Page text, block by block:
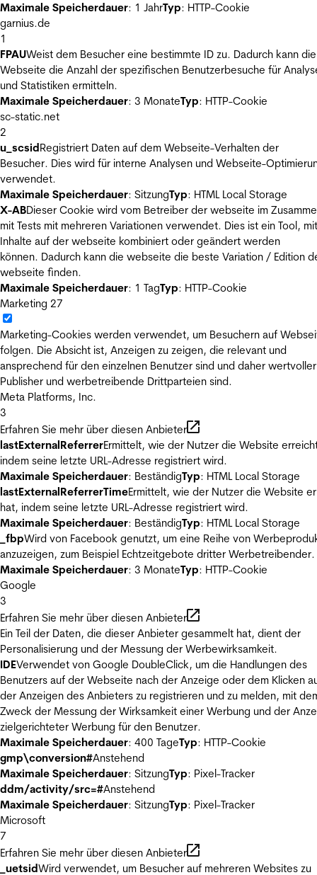
Maximale Speicherdauer: 1 JahrTyp: HTTP-Cookie
garnius.de
1
FPAUWeist dem Besucher eine bestimmte ID zu. Dadurch kann die
Webseite die Anzahl der spezifischen Benutzerbesuche für
und Statistiken ermitteln.
Maximale Speicherdauer: 3 MonateTyp: HTTP-Cookie
sc-static.net
2
u_scsidRegistriert Daten auf dem Webseite-Verhalten der
Besucher. Dies wird für interne Analysen und Webseite-
verwendet.
Maximale Speicherdauer: SitzungTyp: HTML Local Storage
X-ABDieser Cookie wird vom Betreiber der webseite im
mit Tests mit mehreren Variationen verwendet. Dies ist ein Tool,
Inhalte auf der webseite kombiniert oder geändert werden
können. Dadurch kann die webseite die beste Variation / Edition
webseite finden.
Maximale Speicherdauer: 1 TagTyp: HTTP-Cookie
Marketing 27
Marketing-Cookies werden verwendet, um Besuchern auf
folgen. Die Absicht ist, Anzeigen zu zeigen, die relevant und
ansprechend für den einzelnen Benutzer sind und daher
Publisher und werbetreibende Drittparteien sind.
Meta Platforms, Inc.
3
Erfahren Sie mehr über diesen Anbieter
lastExternalReferrerErmittelt, wie der Nutzer die Website
indem seine letzte URL-Adresse registriert wird.
Maximale Speicherdauer: BeständigTyp: HTML Local Storage
lastExternalReferrerTimeErmittelt, wie der Nutzer die Website
hat, indem seine letzte URL-Adresse registriert wird.
Maximale Speicherdauer: BeständigTyp: HTML Local Storage
_fbpWird von Facebook genutzt, um eine Reihe von
anzuzeigen, zum Beispiel Echtzeitgebote dritter Werbetreibender.
Maximale Speicherdauer: 3 MonateTyp: HTTP-Cookie
Google
3
Erfahren Sie mehr über diesen Anbieter
Ein Teil der Daten, die dieser Anbieter gesammelt hat, dient der
Personalisierung und der Messung der Werbewirksamkeit.
IDEVerwendet von Google DoubleClick, um die Handlungen des
Benutzers auf der Webseite nach der Anzeige oder dem Klicken
der Anzeigen des Anbieters zu registrieren und zu melden, mit
Zweck der Messung der Wirksamkeit einer Werbung und der
zielgerichteter Werbung für den Benutzer.
Maximale Speicherdauer: 400 TageTyp: HTTP-Cookie
gmp\conversion#Anstehend
Maximale Speicherdauer: SitzungTyp: Pixel-Tracker
ddm/activity/src=#Anstehend
Maximale Speicherdauer: SitzungTyp: Pixel-Tracker
Microsoft
7
Erfahren Sie mehr über diesen Anbieter
_uetsidWird verwendet, um Besucher auf mehreren Websites zu